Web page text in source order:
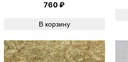
760₽
В корзину